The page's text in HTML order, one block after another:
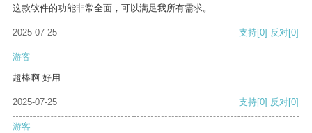
这款软件的功能非常全面，可以满足我所有需求。
2025-07-25 支持[0] 反对[0]
游客
超棒啊 好用
2025-07-25 支持[0] 反对[0]
游客